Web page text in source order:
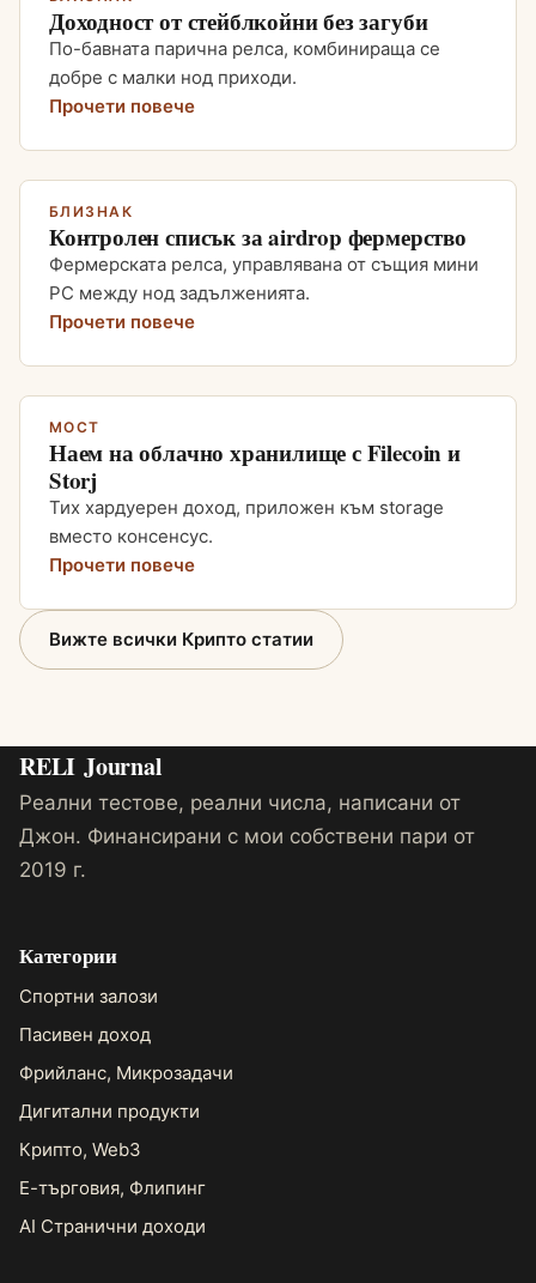
Доходност от стейблкойни без загуби
По-бавната парична релса, комбинираща се
добре с малки нод приходи.
Прочети повече
БЛИЗНАК
Контролен списък за airdrop фермерство
Фермерската релса, управлявана от същия мини
PC между нод задълженията.
Прочети повече
МОСТ
Наем на облачно хранилище с Filecoin и
Storj
Тих хардуерен доход, приложен към storage
вместо консенсус.
Прочети повече
Вижте всички Крипто статии
RELI Journal
Реални тестове, реални числа, написани от
Джон. Финансирани с мои собствени пари от
2019 г.
Категории
Спортни залози
Пасивен доход
Фрийланс, Микрозадачи
Дигитални продукти
Крипто, Web3
Е-търговия, Флипинг
AI Странични доходи